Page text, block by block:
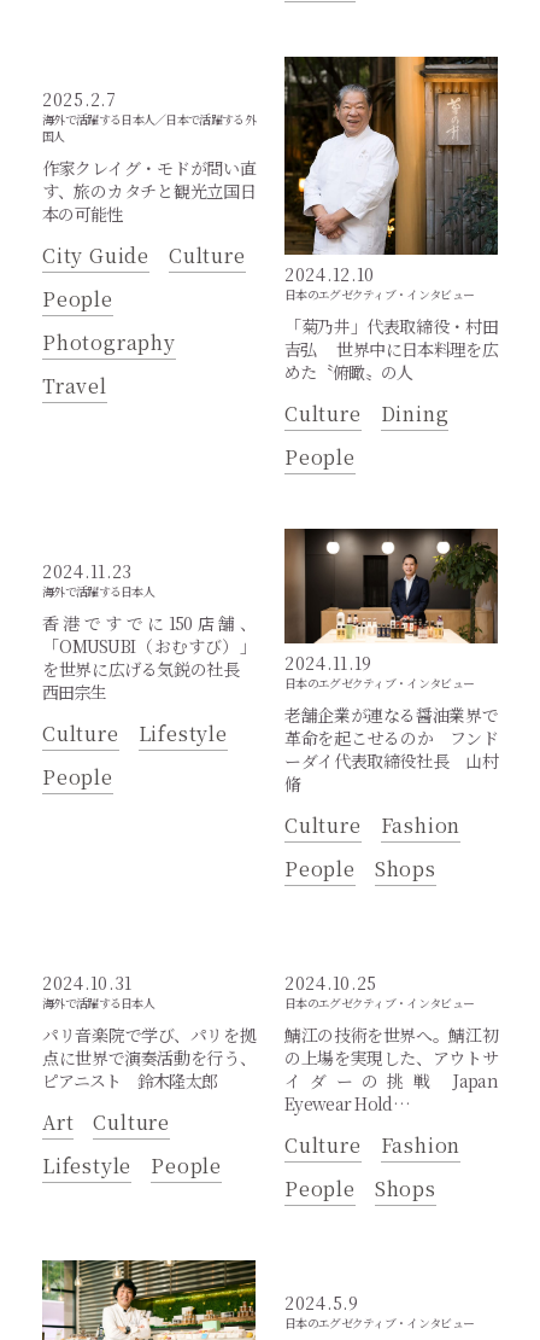
2025.2.7
海外で活躍する日本人／日本で活躍する外
国人
作家クレイグ・モドが問い直
す、旅のカタチと観光立国日
本の可能性
City Guide
Culture
People
Photography
Travel
2024.12.10
日本のエグゼクティブ・インタビュー
「菊乃井」代表取締役・村田
吉弘 世界中に日本料理を広
めた〝俯瞰〟の人
Culture
Dining
People
2024.11.23
海外で活躍する日本人
香港ですでに150店舗、
「OMUSUBI（おむすび）」
を世界に広げる気鋭の社長
西田宗生
Culture
Lifestyle
People
2024.11.19
日本のエグゼクティブ・インタビュー
老舗企業が連なる醤油業界で
革命を起こせるのか フンド
ーダイ代表取締役社長 山村
脩
Culture
Fashion
People
Shops
2024.10.31
海外で活躍する日本人
パリ音楽院で学び、パリを拠
点に世界で演奏活動を行う、
ピアニスト 鈴木隆太郎
Art
Culture
Lifestyle
People
2024.10.25
日本のエグゼクティブ・インタビュー
鯖江の技術を世界へ。鯖江初
の上場を実現した、アウトサ
イダーの挑戦 Japan
Eyewear Hold…
Culture
Fashion
People
Shops
2024.5.9
日本のエグゼクティブ・インタビュー